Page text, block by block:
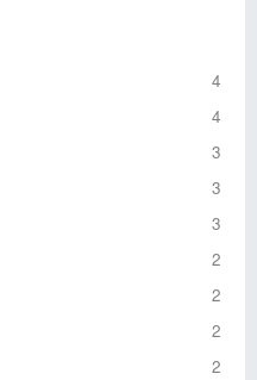
4
4
3
3
3
2
2
2
2